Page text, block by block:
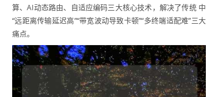
算、AI动态路由、自适应编码三大核心技术，解决了传统 中
“远距离传输延迟高”“带宽波动导致卡顿”“多终端适配难”三大
痛点。